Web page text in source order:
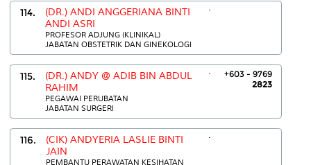
114.
(DR.) ANDI ANGGERIANA BINTI
ANDI ASRI
PROFESOR ADJUNG (KLINIKAL)
JABATAN OBSTETRIK DAN GINEKOLOGI
.
115.
(DR.) ANDY @ ADIB BIN ABDUL
RAHIM
PEGAWAI PERUBATAN
JABATAN SURGERI
.
+603 - 9769
2823
116.
(CIK) ANDYERIA LASLIE BINTI
JAIN
PEMBANTU PERAWATAN KESIHATAN
.